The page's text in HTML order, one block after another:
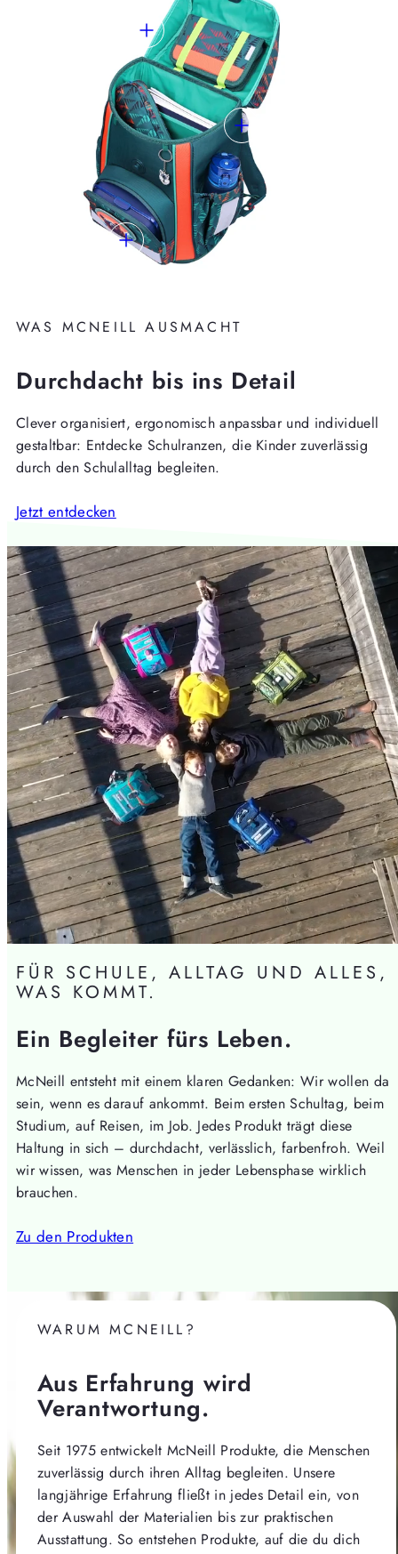
WAS MCNEILL AUSMACHT
Durchdacht bis ins Detail
Clever organisiert, ergonomisch anpassbar und individuell
gestaltbar: Entdecke Schulranzen, die Kinder zuverlässig
durch den Schulalltag begleiten.
Jetzt entdecken
FÜR SCHULE, ALLTAG UND ALLES,
WAS KOMMT.
Ein Begleiter fürs Leben.
McNeill entsteht mit einem klaren Gedanken: Wir wollen da
sein, wenn es darauf ankommt. Beim ersten Schultag, beim
Studium, auf Reisen, im Job. Jedes Produkt trägt diese
Haltung in sich – durchdacht, verlässlich, farbenfroh. Weil
wir wissen, was Menschen in jeder Lebensphase wirklich
brauchen.
Zu den Produkten
WARUM MCNEILL?
Aus Erfahrung wird
Verantwortung.
Seit 1975 entwickelt McNeill Produkte, die Menschen
zuverlässig durch ihren Alltag begleiten. Unsere
langjährige Erfahrung fließt in jedes Detail ein, von
der Auswahl der Materialien bis zur praktischen
Ausstattung. So entstehen Produkte, auf die du dich